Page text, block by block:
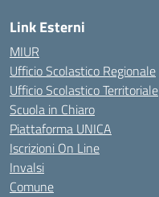
Link Esterni
MIUR
Ufficio Scolastico Regionale
Ufficio Scolastico Territoriale
Scuola in Chiaro
Piattaforma UNICA
Iscrizioni On Line
Invalsi
Comune